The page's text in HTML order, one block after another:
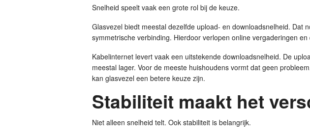
Snelheid speelt vaak een grote rol bij de keuze.
Glasvezel biedt meestal dezelfde upload- en downloadsnelheid. Dat
symmetrische verbinding. Hierdoor verlopen online vergaderingen
Kabelinternet levert vaak een uitstekende downloadsnelheid. De
meestal lager. Voor de meeste huishoudens vormt dat geen
kan glasvezel een betere keuze zijn.
Stabiliteit maakt het
Niet alleen snelheid telt. Ook stabiliteit is belangrijk.